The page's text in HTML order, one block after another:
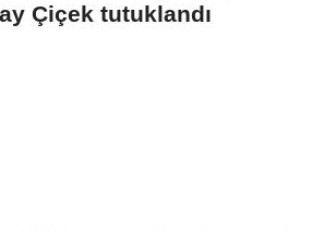
Çiçek tutuklandı